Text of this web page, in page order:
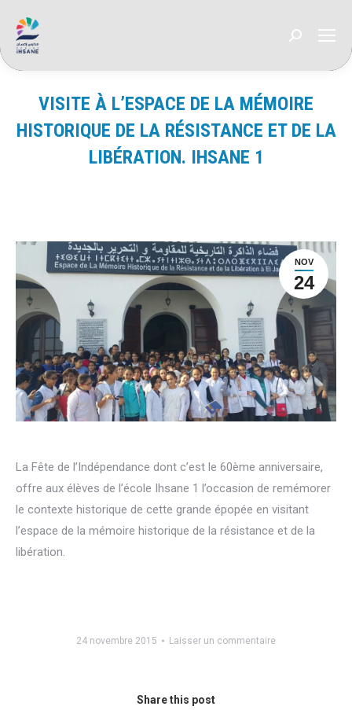
Recherche
VISITE À L’ESPACE DE LA MÉMOIRE
HISTORIQUE DE LA RÉSISTANCE ET DE LA
LIBÉRATION. IHSANE 1
NOV
24
La Fête de l’Indépendance dont c’est le 60ème anniversaire,
offre aux élèves de l’école Ihsane 1 l’occasion de remémorer
le contexte historique de cette grande épopée en visitant
l’espace de la mémoire historique de la résistance et de la
libération.
24 novembre 2015 Laisser un commentaire
Share this post